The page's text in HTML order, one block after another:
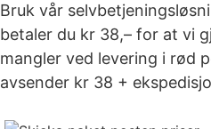
Bruk vår
betaler du kr 38,– for at vi
mangler ved levering i rød
avsender kr 38 +